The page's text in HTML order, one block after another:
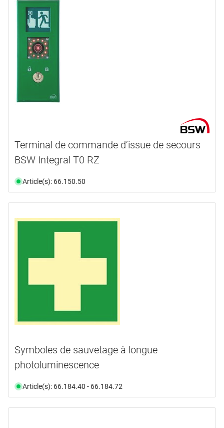
Terminal de commande d’issue de secours
BSW Integral T0 RZ
Article(s): 66.150.50
Symboles de sauvetage à longue
photoluminescence
Article(s): 66.184.40 - 66.184.72